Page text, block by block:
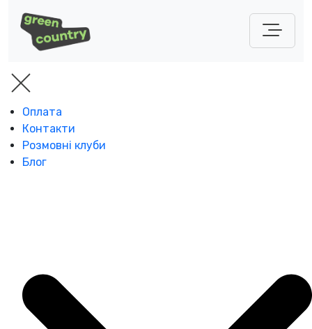
Оплата
Контакти
Розмовні клуби
Блог